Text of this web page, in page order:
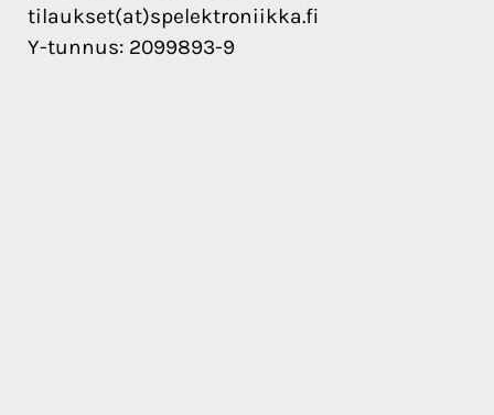
tilaukset(at)spelektroniikka.fi
Y-tunnus: 2099893-9